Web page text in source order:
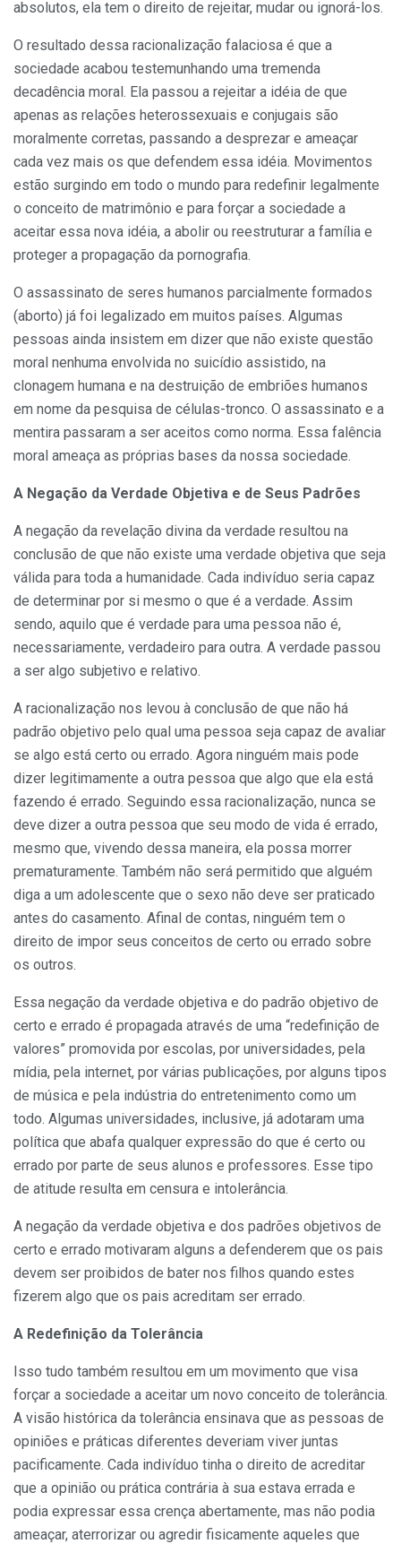
absolutos, ela tem o direito de rejeitar, mudar ou ignorá-los.
O resultado dessa racionalização falaciosa é que a
sociedade acabou testemunhando uma tremenda
decadência moral. Ela passou a rejeitar a idéia de que
apenas as relações heterossexuais e conjugais são
moralmente corretas, passando a desprezar e ameaçar
cada vez mais os que defendem essa idéia. Movimentos
estão surgindo em todo o mundo para redefinir legalmente
o conceito de matrimônio e para forçar a sociedade a
aceitar essa nova idéia, a abolir ou reestruturar a família e
proteger a propagação da pornografia.
O assassinato de seres humanos parcialmente formados
(aborto) já foi legalizado em muitos países. Algumas
pessoas ainda insistem em dizer que não existe questão
moral nenhuma envolvida no suicídio assistido, na
clonagem humana e na destruição de embriões humanos
em nome da pesquisa de células-tronco. O assassinato e a
mentira passaram a ser aceitos como norma. Essa falência
moral ameaça as próprias bases da nossa sociedade.
A Negação da Verdade Objetiva e de Seus Padrões
A negação da revelação divina da verdade resultou na
conclusão de que não existe uma verdade objetiva que seja
válida para toda a humanidade. Cada indivíduo seria capaz
de determinar por si mesmo o que é a verdade. Assim
sendo, aquilo que é verdade para uma pessoa não é,
necessariamente, verdadeiro para outra. A verdade passou
a ser algo subjetivo e relativo.
A racionalização nos levou à conclusão de que não há
padrão objetivo pelo qual uma pessoa seja capaz de avaliar
se algo está certo ou errado. Agora ninguém mais pode
dizer legitimamente a outra pessoa que algo que ela está
fazendo é errado. Seguindo essa racionalização, nunca se
deve dizer a outra pessoa que seu modo de vida é errado,
mesmo que, vivendo dessa maneira, ela possa morrer
prematuramente. Também não será permitido que alguém
diga a um adolescente que o sexo não deve ser praticado
antes do casamento. Afinal de contas, ninguém tem o
direito de impor seus conceitos de certo ou errado sobre
os outros.
Essa negação da verdade objetiva e do padrão objetivo de
certo e errado é propagada através de uma “redefinição de
valores” promovida por escolas, por universidades, pela
mídia, pela internet, por várias publicações, por alguns tipos
de música e pela indústria do entretenimento como um
todo. Algumas universidades, inclusive, já adotaram uma
política que abafa qualquer expressão do que é certo ou
errado por parte de seus alunos e professores. Esse tipo
de atitude resulta em censura e intolerância.
A negação da verdade objetiva e dos padrões objetivos de
certo e errado motivaram alguns a defenderem que os pais
devem ser proibidos de bater nos filhos quando estes
fizerem algo que os pais acreditam ser errado.
A Redefinição da Tolerância
Isso tudo também resultou em um movimento que visa
forçar a sociedade a aceitar um novo conceito de tolerância.
A visão histórica da tolerância ensinava que as pessoas de
opiniões e práticas diferentes deveriam viver juntas
pacificamente. Cada indivíduo tinha o direito de acreditar
que a opinião ou prática contrária à sua estava errada e
podia expressar essa crença abertamente, mas não podia
ameaçar, aterrorizar ou agredir fisicamente aqueles que